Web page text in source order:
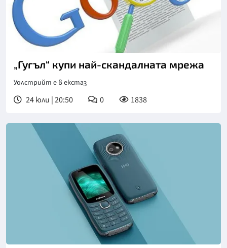
„Гугъл“ купи най-скандалната мрежа
Уолстрийт е в екстаз
24 юли | 20:50 0 1838